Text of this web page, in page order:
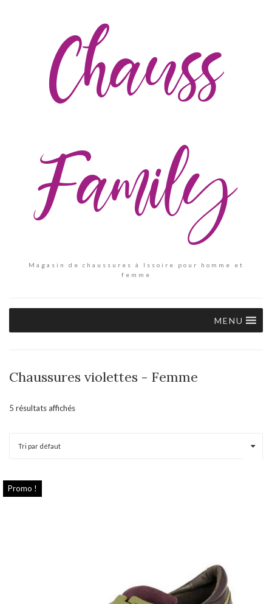
Chauss
Family
Magasin de chaussures à Issoire pour homme et
femme
MENU
Chaussures violettes - Femme
5 résultats affichés
Promo !